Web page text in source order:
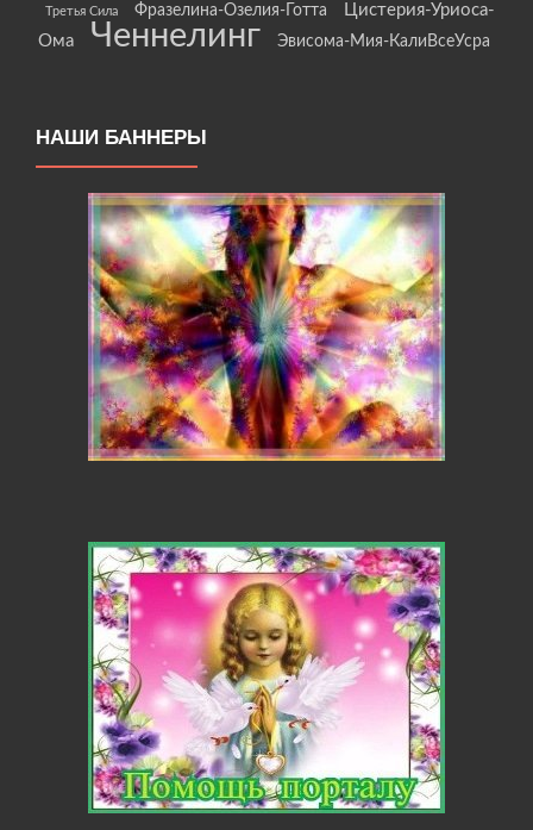
Третья Сила Фразелина-Озелия-Готта
Цистерия-Уриоса-
Ома
Ченнелинг Эвисома-Мия-КалиВсеУсра
НАШИ БАННЕРЫ